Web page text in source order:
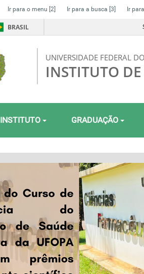
Ir para o menu [2] Ir para a busca [3] Ir
BRASIL
UNIVERSIDADE FEDERAL
INSTITUTO
INSTITUTO GRADUAÇÃO